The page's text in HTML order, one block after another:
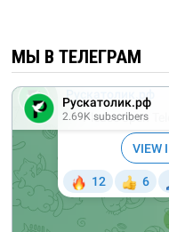
МЫ В ТЕЛЕГРАМ